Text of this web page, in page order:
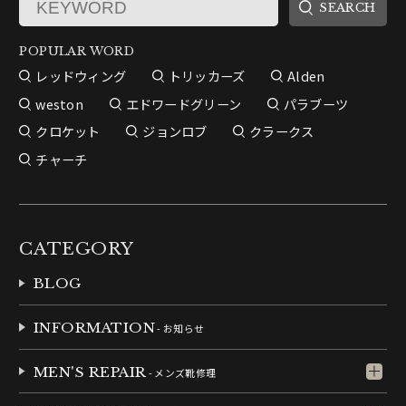
POPULAR WORD
レッドウィング トリッカーズ
Alden
weston
エドワードグリーン
パラブーツ
クロケット
ジョンロブ
クラークス
チャーチ
CATEGORY
BLOG
INFORMATION- お知らせ
MEN'S REPAIR - メンズ靴修理